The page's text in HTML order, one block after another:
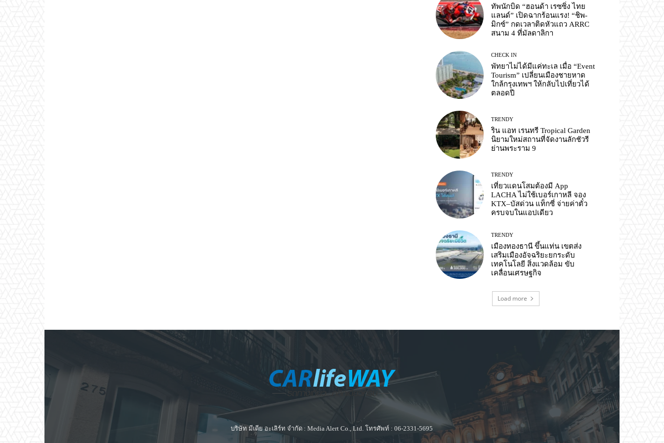
ทัพนักบิด “ฮอนด้า เรซซิ่ง ไทย
แลนด์” เปิดฉากร้อนแรง! “ชิพ-
มิกซ์” กดเวลาติดหัวแถว ARRC
สนาม 4 ที่มัลดาลิกา
CHECK IN
พัทยาไม่ได้มีแค่ทะเล เมื่อ “Event
Tourism” เปลี่ยนเมืองชายหาด
ใกล้กรุงเทพฯ ให้กลับไปเที่ยวได้
ตลอดปี
TRENDY
ริน แอท เรนทรี Tropical Garden
นิยามใหม่สถานที่จัดงานลักชัวรี
ย่านพระราม 9
TRENDY
เที่ยวแดนโสมต้องมี App
LACHA ไม่ใช้เบอร์เกาหลี จอง
KTX–บัสด่วน แท็กซี่ จ่ายค่าตั๋ว
ครบจบในแอปเดียว
TRENDY
เมืองทองธานี ขึ้นแท่น เขตส่ง
เสริมเมืองอัจฉริยะยกระดับ
เทคโนโลยี สิ่งแวดล้อม ขับ
เคลื่อนเศรษฐกิจ
Load more
บริษัท มีเดีย อะเลิร์ท จำกัด : Media Alert Co., Ltd. โทรศัพท์ : 06-2331-5695